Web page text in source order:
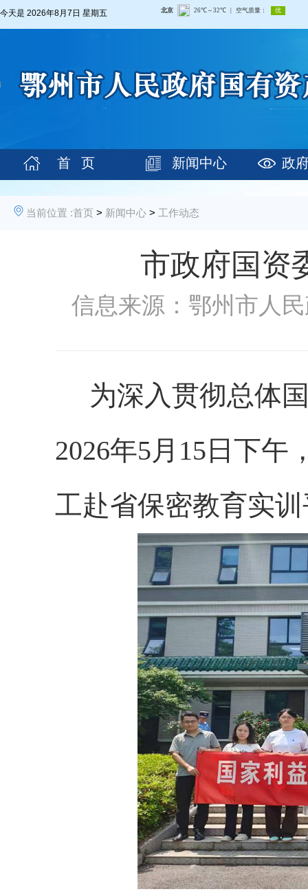
今天是 2026年8月7日 星期五
首 页 新闻中心 政
当前位置 :首页 > 新闻中心 > 工作动态
市政府国资
信息来源：鄂州市人
为深入贯彻总体
2026年5月15日下午
工赴省保密教育实